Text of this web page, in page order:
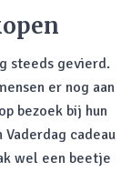
steeds gevierd.
er nog aan
bezoek bij hun
Vaderdag cadeau
wel een beetje